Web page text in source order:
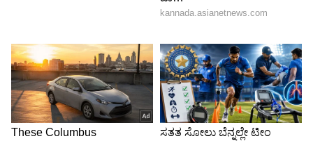
ಮೂರು ವರ್ಷಗಳಿಂದ ಕೆಲಸ ಮಾಡುತ್ತಿದ್ದೇನೆ. ದೃಶ್ಯ ಮಾಧ್ಯಮ,
ಡಿಜಿಟಲ್‌ ಮಾಧ್ಯಮದಲ್ಲಿ 5 ವರ್ಷ ಕೆಲಸ ಮಾಡಿದ ಅನುಭವವಿದೆ.
SDM ಉಜಿರೆಯಲ್ಲಿ ಪತ್ರಿಕೋದ್ಯಮದ ಸ್ನಾತಕೋತ್ತರ ಪದವಿ.
ಸುದ್ದಿಲೋಕದಲ್ಲಿ ರಾಜಕೀಯ, ದೇಶ, ಜ್ಯೋತಿಷ್ಯ, ಜೀವನಶೈಲಿ,
ವಾಣಿಜ್ಯ, ಕ್ರೈಂ ಸುದ್ದಿಗಳಲ್ಲಿ ಆಸಕ್ತಿ.
ರಾಶಿ ಜ್ಯೋತಿಷ್ಯ ಅದೃಷ್ಟ